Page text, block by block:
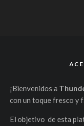
¡Bienvenidos a
con un toque fresco y
El objetivo de esta